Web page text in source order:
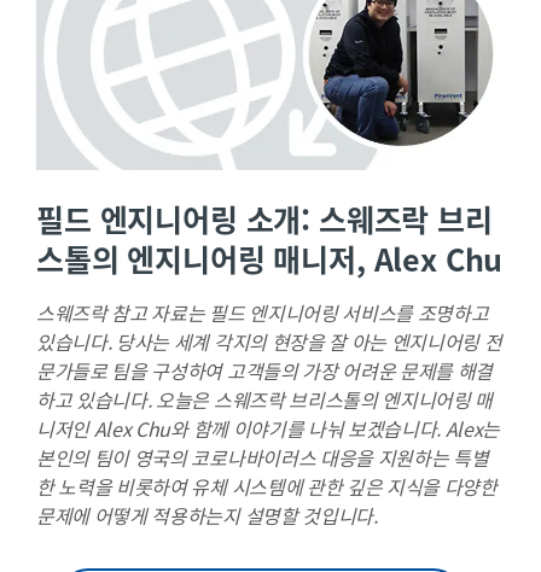
필드 엔지니어링 소개: 스웨즈락 브리
스톨의 엔지니어링 매니저, Alex Chu
스웨즈락 참고 자료는 필드 엔지니어링 서비스를 조명하고
있습니다. 당사는 세계 각지의 현장을 잘 아는 엔지니어링 전
문가들로 팀을 구성하여 고객들의 가장 어려운 문제를 해결
하고 있습니다. 오늘은 스웨즈락 브리스톨의 엔지니어링 매
니저인 Alex Chu와 함께 이야기를 나눠 보겠습니다. Alex는
본인의 팀이 영국의 코로나바이러스 대응을 지원하는 특별
한 노력을 비롯하여 유체 시스템에 관한 깊은 지식을 다양한
문제에 어떻게 적용하는지 설명할 것입니다.